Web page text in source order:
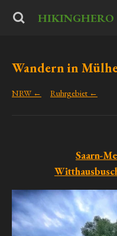
Zum
HIKINGHERO
Wandern in
NRW ← Ruhrgebiet ←
Saarn-